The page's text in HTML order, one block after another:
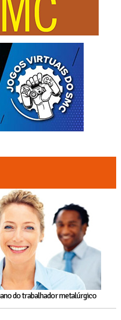
do trabalhador metalúrgico